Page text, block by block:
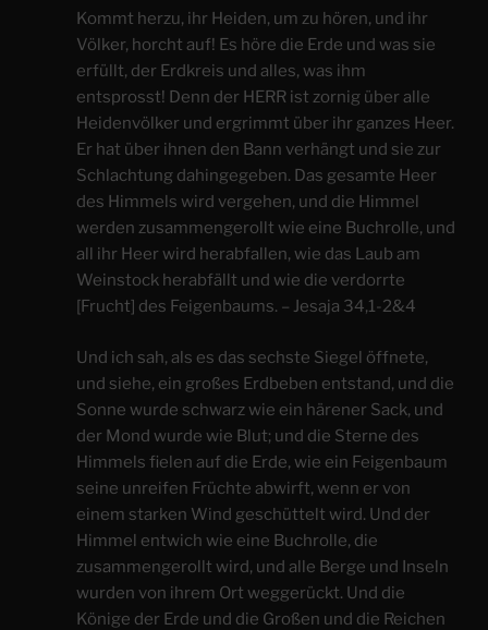
Kommt herzu, ihr Heiden, um zu hören, und ihr
Völker, horcht auf! Es höre die Erde und was sie
erfüllt, der Erdkreis und alles, was ihm
entsprosst! Denn der HERR ist zornig über alle
Heidenvölker und ergrimmt über ihr ganzes Heer.
Er hat über ihnen den Bann verhängt und sie zur
Schlachtung dahingegeben. Das gesamte Heer
des Himmels wird vergehen, und die Himmel
werden zusammengerollt wie eine Buchrolle, und
all ihr Heer wird herabfallen, wie das Laub am
Weinstock herabfällt und wie die verdorrte
[Frucht] des Feigenbaums. – Jesaja 34,1-2&4
Und ich sah, als es das sechste Siegel öffnete,
und siehe, ein großes Erdbeben entstand, und die
Sonne wurde schwarz wie ein härener Sack, und
der Mond wurde wie Blut; und die Sterne des
Himmels fielen auf die Erde, wie ein Feigenbaum
seine unreifen Früchte abwirft, wenn er von
einem starken Wind geschüttelt wird. Und der
Himmel entwich wie eine Buchrolle, die
zusammengerollt wird, und alle Berge und Inseln
wurden von ihrem Ort weggerückt. Und die
Könige der Erde und die Großen und die Reichen